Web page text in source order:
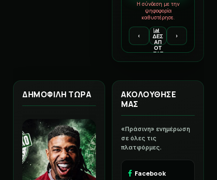
Η σύνδεση με την
ψηφοφορία
καθυστέρησε.
‹
ΔΕΣ
ΑΠ
ΟΤ
ΕΛΕ
›
ΔΗΜΟΦΙΛΗ ΤΩΡΑ
ΑΚΟΛΟΥΘΗΣΕ
ΜΑΣ
«Πράσινη» ενημέρωση
σε όλες τις
πλατφόρμες.
Facebook